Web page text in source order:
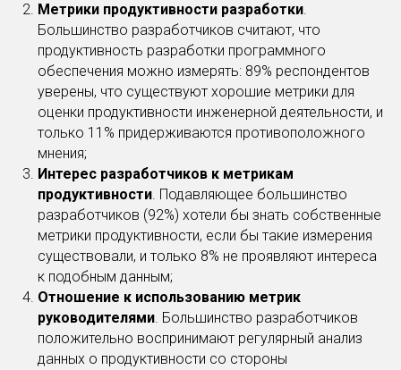
Метрики продуктивности разработки.
Большинство разработчиков считают, что
продуктивность разработки программного
обеспечения можно измерять: 89% респондентов
уверены, что существуют хорошие метрики для
оценки продуктивности инженерной деятельности, и
только 11% придерживаются противоположного
мнения;
Интерес разработчиков к метрикам
продуктивности. Подавляющее большинство
разработчиков (92%) хотели бы знать собственные
метрики продуктивности, если бы такие измерения
существовали, и только 8% не проявляют интереса
к подобным данным;
Отношение к использованию метрик
руководителями. Большинство разработчиков
положительно воспринимают регулярный анализ
данных о продуктивности со стороны